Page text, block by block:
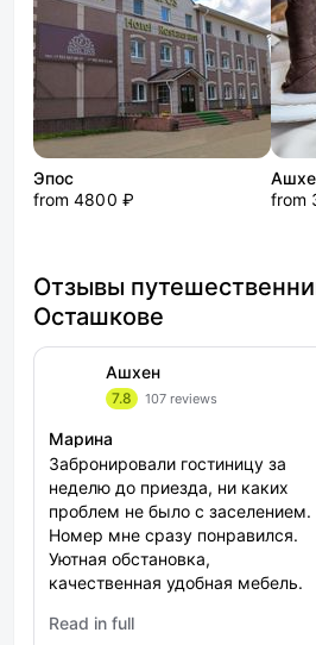
Эпос
from 4800 ₽
from
Отзывы
Осташкове
Ашхен
7.8 107 reviews
Марина
Забронировали гостиницу за
неделю до приезда, ни каких
проблем не было с заселением.
Номер мне сразу понравился.
Уютная обстановка,
качественная удобная мебель.
мне кухня очень понравилась,
Read in full
: Ашхен